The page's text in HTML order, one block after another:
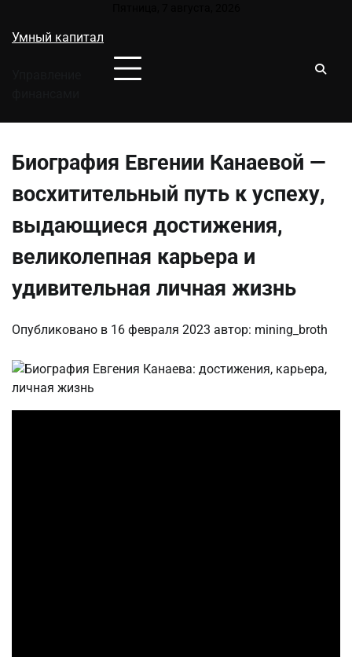
содержимому
Умный капитал
Биография Евгении Канаевой —
восхитительный путь к успеху,
выдающиеся достижения,
великолепная карьера и
удивительная личная жизнь
Опубликовано в 16 февраля 2023 автор: mining_broth